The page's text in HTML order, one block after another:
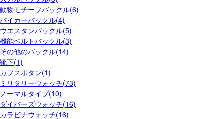
動物モチーフバックル(6)
バイカーバックル(4)
ウエスタンバックル(5)
機能ベルトバックル(3)
その他のバックル(14)
靴下(1)
カフスボタン(1)
ミリタリーウォッチ(73)
ノーマルタイプ(10)
ダイバーズウォッチ(16)
カラビナウォッチ(16)